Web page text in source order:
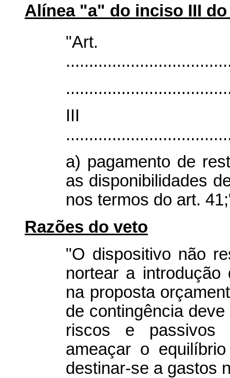
Alínea "a" do inciso III do
a) pagamento de
as disponibilidades
nos termos do art.
Razões do veto
"O dispositivo não
nortear a
na proposta
de contingência
riscos e passivos
ameaçar o
destinar-se a gastos